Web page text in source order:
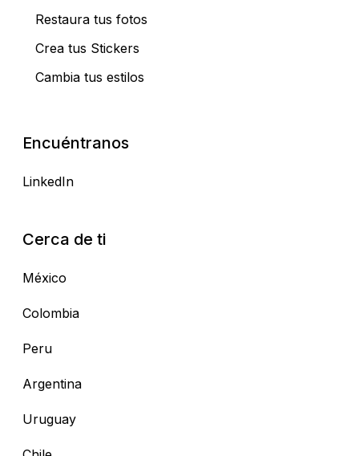
Restaura tus fotos
Crea tus Stickers
Cambia tus estilos
Encuéntranos
LinkedIn
Cerca de ti
México
Colombia
Peru
Argentina
Uruguay